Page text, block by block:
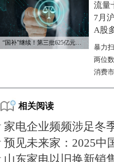
“国补”继续！第三批625亿元资金已下达
流量
7月
A股
暴力
两位
消费
相关阅读
家电企业频频涉足冬
预见未来家：2025中
山东家电以旧换新销